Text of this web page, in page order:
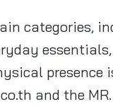
categories,
presence
and the MR.